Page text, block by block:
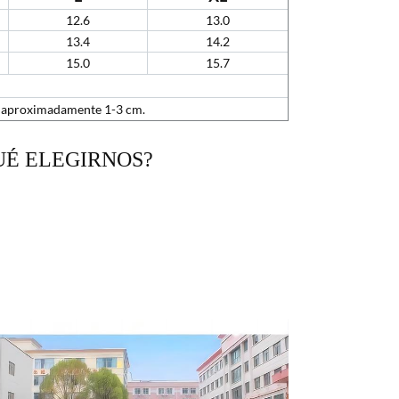
12.6
13.0
13.4
14.2
15.0
15.7
1-3 cm.
ELEGIRNOS?